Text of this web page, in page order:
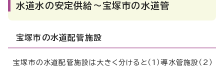
水道水の安定供給～宝塚市の水道管
宝塚市の水道配管施設
宝塚市の水道配管施設は大きく分けると（1）導水管施設（2）